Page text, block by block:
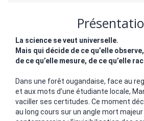
La science se veut universelle.
Mais qui décide de ce qu’elle observe,
de ce qu’elle mesure, de ce qu’elle
Dans une forêt ougandaise, face au
et aux mots d’une étudiante locale,
vaciller ses certitudes. Ce moment
au long cours sur un angle mort